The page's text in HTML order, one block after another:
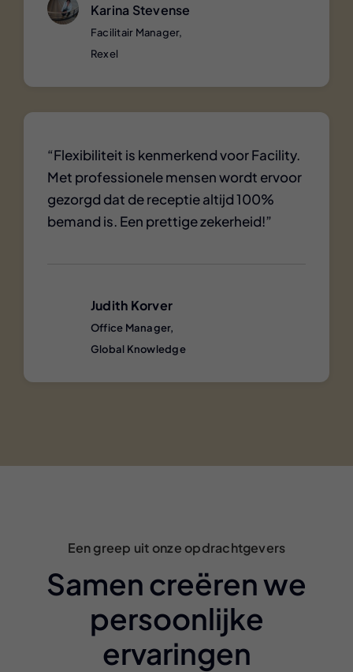
Karina Stevense
Facilitair Manager,
Rexel
“Flexibiliteit is kenmerkend voor Facility.
Met professionele mensen wordt ervoor
gezorgd dat de receptie altijd 100%
bemand is. Een prettige zekerheid!”
Judith Korver
Office Manager,
Global Knowledge
Een greep uit onze opdrachtgevers
Samen creëren we
persoonlijke
ervaringen